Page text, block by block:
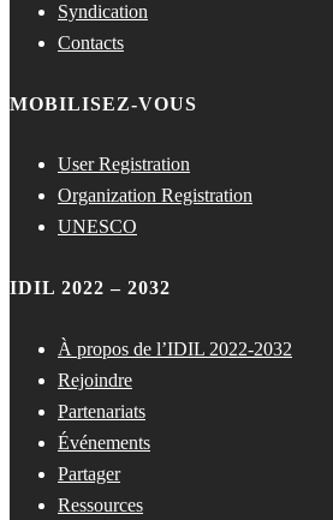
Syndication
Contacts
MOBILISEZ-VOUS
User Registration
Organization Registration
UNESCO
IDIL 2022 – 2032
À propos de l’IDIL 2022-2032
Rejoindre
Partenariats
Événements
Partager
Ressources